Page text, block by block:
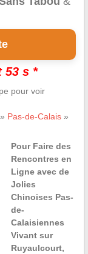
53 s *
pour voir
» Pas-de-Calais»
Pour Faire des
Rencontres en
Ligne avec de
Jolies
Chinoises Pas-
de-
Calaisiennes
Vivant sur
Ruyaulcourt,